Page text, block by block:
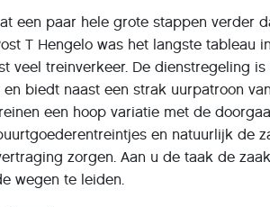
een paar hele grote stappen verder
T Hengelo was het langste tableau
veel treinverkeer. De dienstregeling is
en biedt naast een strak uurpatroon
een hoop variatie met de
en natuurlijk de
zorgen. Aan u de taak de zaak
wegen te leiden.